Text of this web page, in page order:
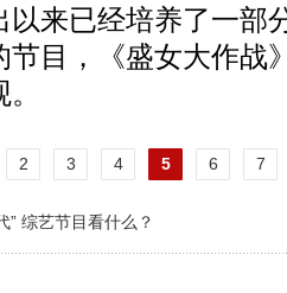
以来已经培养了一部
节目，《盛女大作战
2 3 4 5 6 7
” 综艺节目看什么？